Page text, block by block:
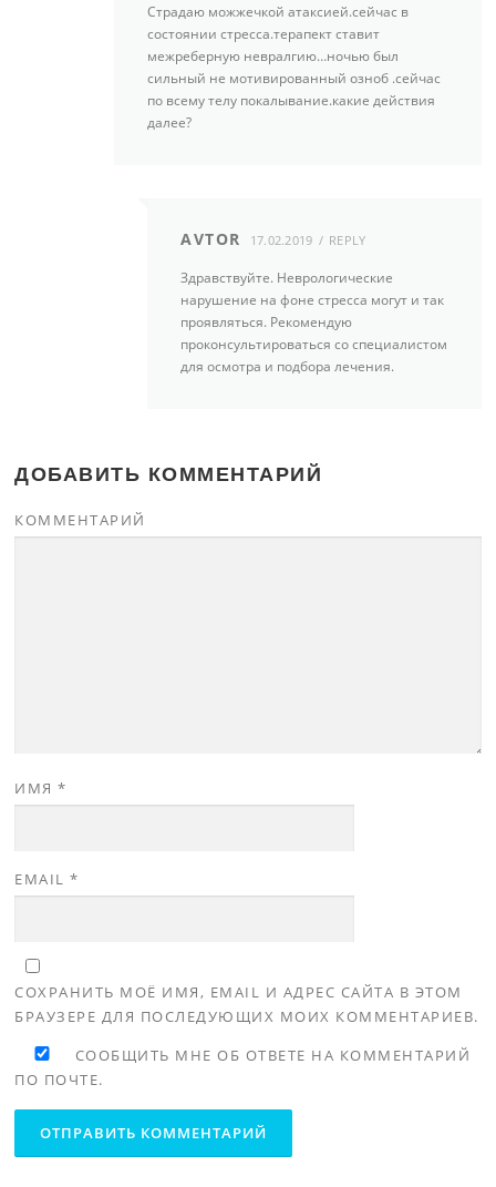
Страдаю можжечкой атаксией.сейчас в
состоянии стресса.терапект ставит
межреберную невралгию…ночью был
сильный не мотивированный озноб .сейчас
по всему телу покалывание.какие действия
далее?
AVTOR 17.02.2019 REPLY
Здравствуйте. Неврологические
нарушение на фоне стресса могут и так
проявляться. Рекомендую
проконсультироваться со специалистом
для осмотра и подбора лечения.
ДОБАВИТЬ КОММЕНТАРИЙ
КОММЕНТАРИЙ
ИМЯ*
EMAIL*
СОХРАНИТЬ МОЁ ИМЯ, EMAIL И АДРЕС САЙТА В ЭТОМ
БРАУЗЕРЕ ДЛЯ ПОСЛЕДУЮЩИХ МОИХ КОММЕНТАРИЕВ.
СООБЩИТЬ МНЕ ОБ ОТВЕТЕ НА КОММЕНТАРИЙ
ПО ПОЧТЕ.